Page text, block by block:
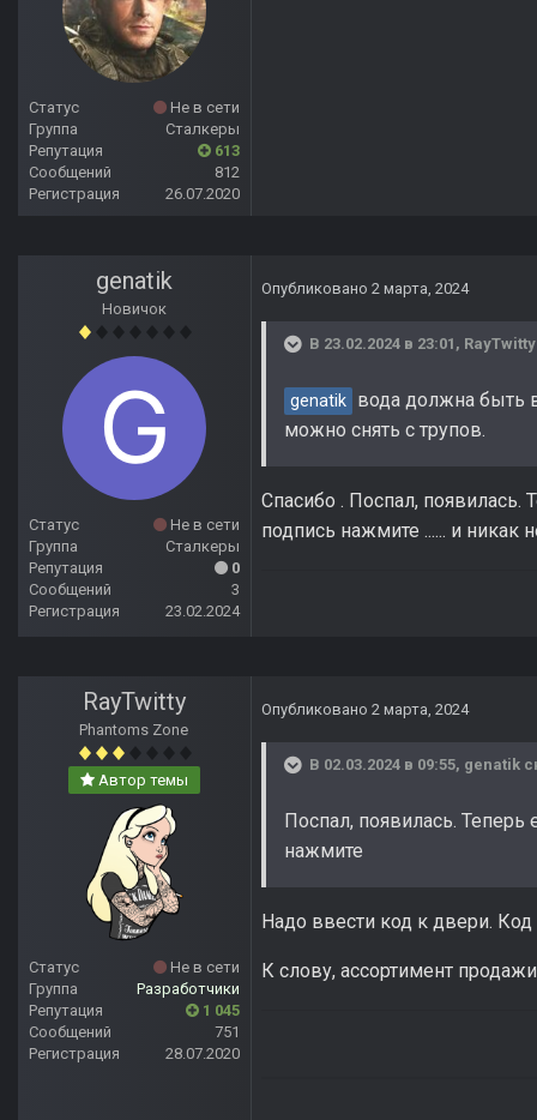
Статус
Не в сети
Группа
Сталкеры
Репутация
613
Сообщений
812
Регистрация
26.07.2020
genatik
Новичок
Статус
Не в сети
Группа
Сталкеры
Репутация
0
Сообщений
3
Регистрация
23.02.2024
Опубликовано 2 марта, 2024
В 23.02.2024 в 23:01, RayTwitty
genatik вода должна быть
можно снять с трупов.
Спасибо . Поспал,
подпись нажмите ...... и никак
RayTwitty
Phantoms Zone
Автор темы
Статус
Не в сети
Группа
Разработчики
Репутация
1 045
Сообщений
751
Регистрация
28.07.2020
Опубликовано 2 марта, 2024
В 02.03.2024 в 09:55, genatik
Поспал, появилась.
нажмите
Надо ввести код к двери.
К слову, ассортимент